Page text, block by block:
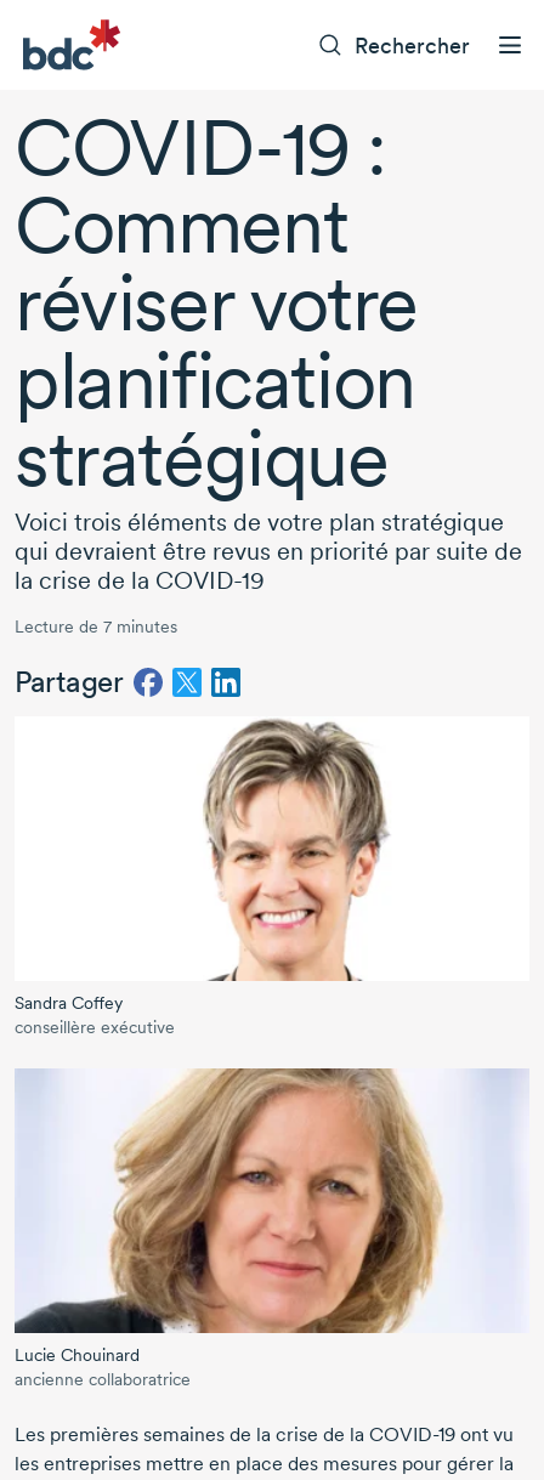
Rechercher
COVID-19 :
Comment
réviser votre
planification
stratégique
Voici trois éléments de votre plan stratégique
qui devraient être revus en priorité par suite de
la crise de la COVID-19
Lecture de 7 minutes
Partager
Sandra Coffey
conseillère exécutive
Lucie Chouinard
ancienne collaboratrice
Les premières semaines de la crise de la COVID-19 ont vu
les entreprises mettre en place des mesures pour gérer la